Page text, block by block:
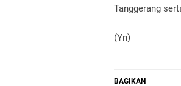
Tanggerang
(Yn)
BAGIKAN